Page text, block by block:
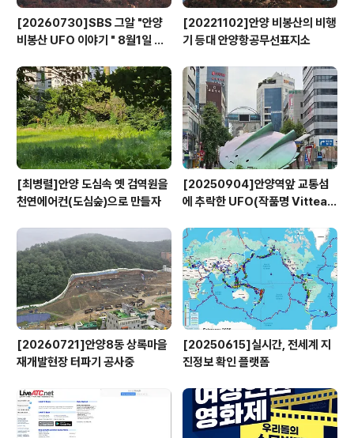
[20260730]SBS 그알 "안양
비봉산 UFO 이야기 " 8월1일 방
[20221102]안양 비봉산의 비행
기 등대 안양항공무선표지소
[최병렬]안양 도심속 옛 검역원을
천연에어컨(도심숲)으로 만들자
[20250904]안양역앞 교통섬
에 추락한 UFO(작품명 Vitteau
[20260721]안양8동 상록마을
재개발현장 터파기 공사중
[20250615]실시간, 전세계 지
진정보 확인 플랫폼